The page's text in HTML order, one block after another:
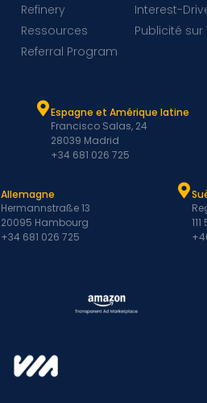
Refinery
Ressources
Referral Program
Interest-
Publicité sur
Espagne et Amérique latine
Francisco Salas, 24
28039 Madrid
+34 681 026 725
Allemagne
Hermannstraße 13
20095 Hambourg
+34 681 026 725